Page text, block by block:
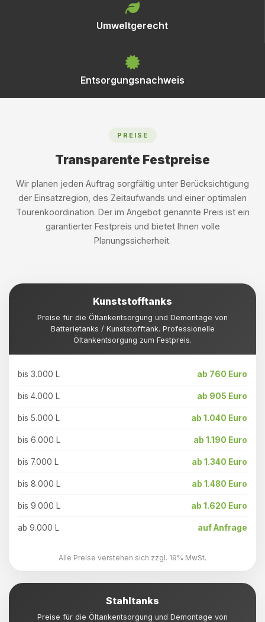
Umweltgerecht
Entsorgungsnachweis
PREISE
Transparente Festpreise
Wir planen jeden Auftrag sorgfältig unter Berücksichtigung
der Einsatzregion, des Zeitaufwands und einer optimalen
Tourenkoordination. Der im Angebot genannte Preis ist ein
garantierter Festpreis und bietet Ihnen volle
Planungssicherheit.
Kunststofftanks
Preise für die Öltankentsorgung und Demontage von
Batterietanks / Kunststofftank. Professionelle
Öltankentsorgung zum Festpreis.
bis 3.000 L ab 760 Euro
bis 4.000 L ab 905 Euro
bis 5.000 L ab 1.040 Euro
bis 6.000 L ab 1.190 Euro
bis 7.000 L ab 1.340 Euro
bis 8.000 L ab 1.480 Euro
bis 9.000 L ab 1.620 Euro
ab 9.000 L auf Anfrage
Alle Preise verstehen sich zzgl. 19% MwSt.
Stahltanks
Preise für die Öltankentsorgung und Demontage von